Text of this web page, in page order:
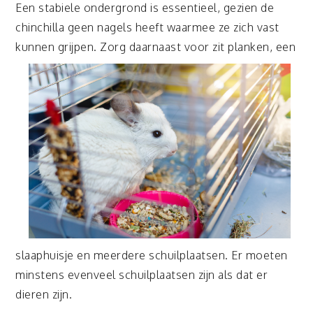
Een stabiele ondergrond is essentieel, gezien de
chinchilla geen nagels heeft waarmee ze zich vast
kunnen grijpen. Zorg daarnaast voor zit planken, een
slaaphuisje en meerdere schuilplaatsen. Er moeten
minstens evenveel schuilplaatsen zijn als dat er
dieren zijn.